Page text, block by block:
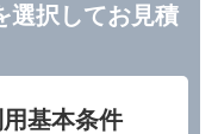
選択してお見積
基本条件